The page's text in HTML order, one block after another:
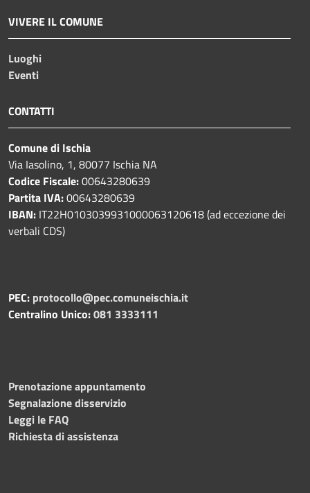
VIVERE IL COMUNE
Luoghi
Eventi
CONTATTI
Comune di Ischia
Via Iasolino, 1, 80077 Ischia NA
Codice Fiscale:00643280639
Partita IVA:00643280639
IBAN: IT22H0103039931000063120618 (ad eccezione dei
verbali CDS)
PEC: protocollo@pec.comuneischia.it
Centralino Unico:081 3333111
Prenotazione appuntamento
Segnalazione disservizio
Leggi le FAQ
Richiesta di assistenza